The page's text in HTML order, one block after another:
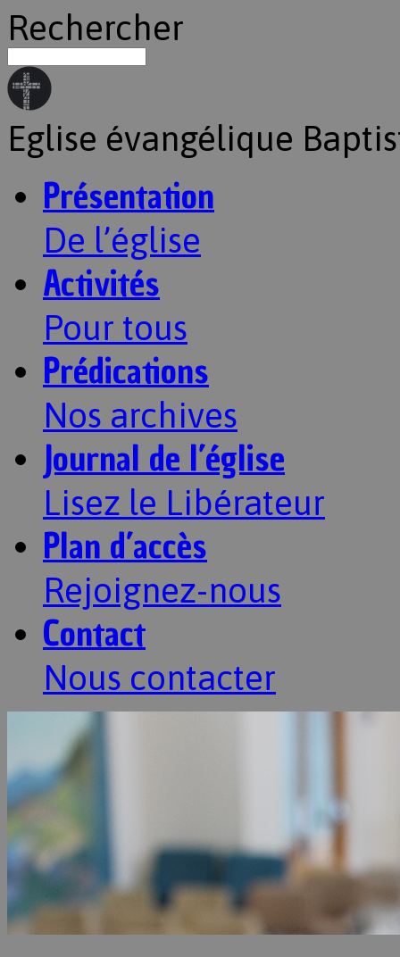
Rechercher
Eglise évangélique
Présentation
De l’église
Activités
Pour tous
Prédications
Nos archives
Journal de l’église
Lisez le Libérateur
Plan d’accès
Rejoignez-nous
Contact
Nous contacter